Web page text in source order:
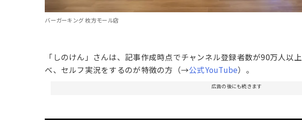
バーガーキング 枚方モール店
「しのけん」さんは、記事作成時点でチャンネル登録者数が90万人以
べ、セルフ実況をするのが特徴の方（→公式YouTube）。
広告の後にも続きます